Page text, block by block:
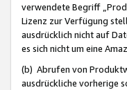
verwendete Begriff
Lizenz zur Verfügung
ausdrücklich nicht auf
es sich nicht um eine
(b) Abrufen von
ausdrückliche vorherige